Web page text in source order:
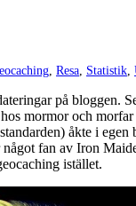
Resa Statistik
på bloggen.
mormor och
åkte i
fan av Iron
istället.